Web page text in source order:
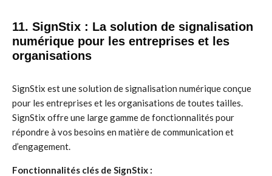
11. SignStix : La solution de signalisation
numérique pour les entreprises et les
organisations
SignStix est une solution de signalisation numérique conçue
pour les entreprises et les organisations de toutes tailles.
SignStix offre une large gamme de fonctionnalités pour
répondre à vos besoins en matière de communication et
d’engagement.
Fonctionnalités clés de SignStix :